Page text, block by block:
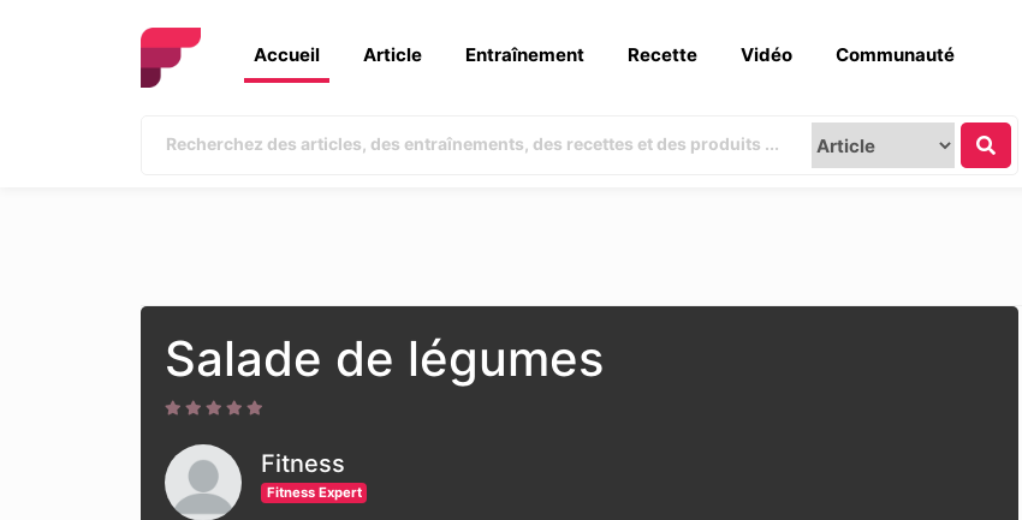
Accueil Article Entraînement Recette Vidéo Communauté
Salade de légumes
Fitness
Fitness Expert